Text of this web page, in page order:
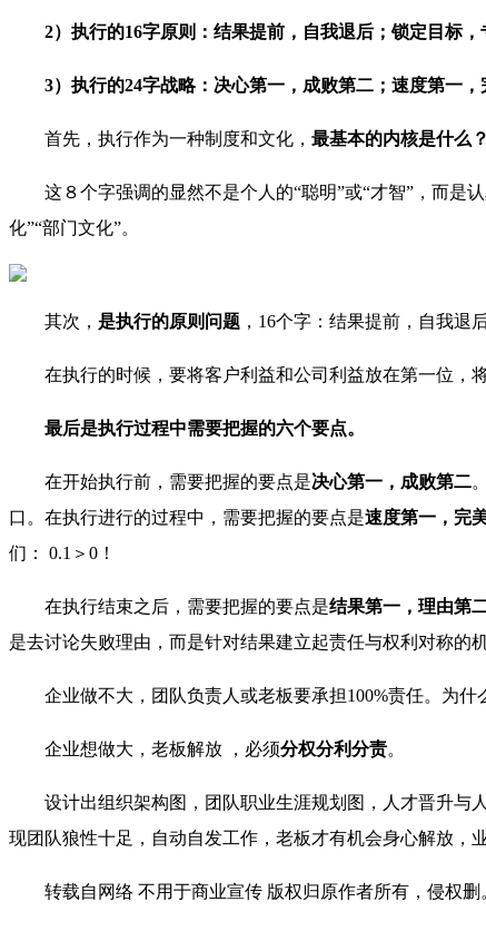
2）执行的16字原则：结果提前，自我退后；锁定目标，
3）执行的24字战略：决心第一，成败第二；速度第一，
首先，执行作为一种制度和文化， 最基本的内核是什么
这８个字强调的显然不是个人的“聪明”或“才智”，而是
化”“部门文化”。
其次， 是执行的原则问题 ，16个字：结果提前，自我退
在执行的时候，要将客户利益和公司利益放在第一位，
最后是执行过程中需要把握的六个要点。
在开始执行前，需要把握的要点是决心第一，成败第二
口。在执行进行的过程中，需要把握的要点是速度第一，完
们： 0.1＞0！
在执行结束之后，需要把握的要点是结果第一，理由第
是去讨论失败理由，而是针对结果建立起责任与权利对称的机
企业做不大，团队负责人或老板要承担100%责任。为
企业想做大，老板解放 ，必须分权分利分责。
设计出组织架构图，团队职业生涯规划图，人才晋升与
现团队狼性十足，自动自发工作，老板才有机会身心解放，业
转载自网络 不用于商业宣传 版权归原作者所有，侵权删